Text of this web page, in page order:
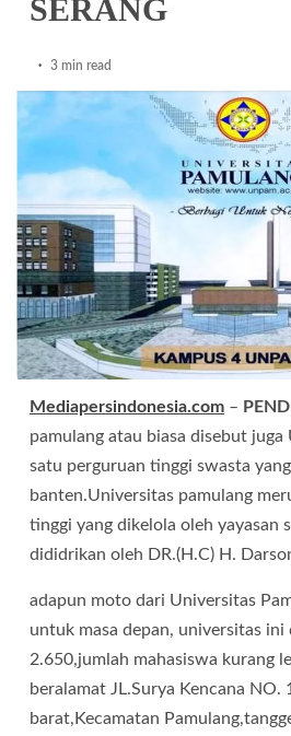
SERANG
3 min read
Mediapersindonesia.com –
pamulang atau biasa disebut juga
satu perguruan tinggi swasta
banten.Universitas pamulang
tinggi yang dikelola oleh yayasan
dididrikan oleh DR.(H.C) H.
adapun moto dari Universitas
untuk masa depan, universitas ini
2.650,jumlah mahasiswa kurang
beralamat JL.Surya Kencana NO.
barat,Kecamatan